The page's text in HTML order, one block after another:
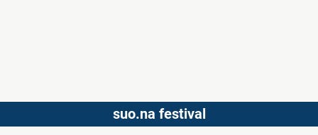
suo.na festival